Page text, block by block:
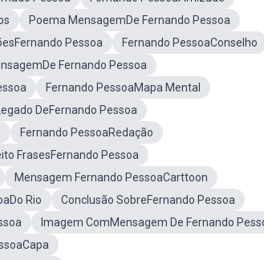
Poema MensagemDe Fernando Pessoa
Pessoa
Fernando PessoaConselho
Fernando Pessoa
Fernando PessoaMapa Mental
Legado DeFernando Pessoa
Fernando PessoaRedação
FrasesFernando Pessoa
Mensagem Fernando PessoaCarttoon
Rio
Conclusão SobreFernando Pessoa
Imagem ComMensagem De Fernando